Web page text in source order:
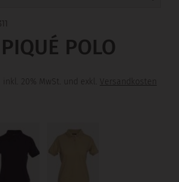
POLO
inkl. 20% MwSt. und exkl. Versandkosten